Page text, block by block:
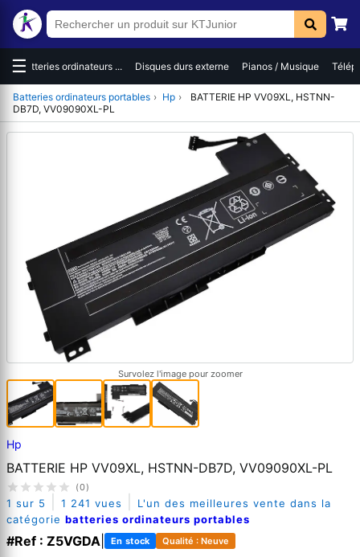
☰Batteries ordinateurs ... Disques durs externe Pianos / Musique
Batteries ordinateurs portables › Hp ›
BATTERIE HP VV09XL, HSTNN-
DB7D, VV09090XL-PL
Survolez l'image pour zoomer
Hp
BATTERIE HP VV09XL, HSTNN-DB7D, VV09090XL-PL
(0)
1 sur 5 1 241 vues
L'un des meilleures vente dans la
catégorie batteries ordinateurs portables
#Ref : Z5VGDA En stock Qualité : Neuve